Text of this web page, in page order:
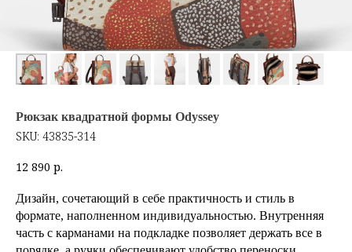
Рюкзак квадратной формы Odyssey
SKU: 43835-314
12 890 р.
Дизайн, сочетающий в себе практичность и стиль в
формате, наполненном индивидуальностью. Внутренняя
часть с карманами на подкладке позволяет держать все в